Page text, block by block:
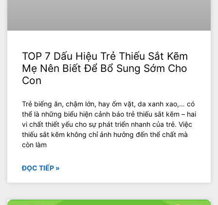
TOP 7 Dấu Hiệu Trẻ Thiếu Sắt Kẽm
Mẹ Nên Biết Để Bổ Sung Sớm Cho
Con
Trẻ biếng ăn, chậm lớn, hay ốm vặt, da xanh xao,… có
thể là những biểu hiện cảnh báo trẻ thiếu sắt kẽm – hai
vi chất thiết yếu cho sự phát triển nhanh của trẻ. Việc
thiếu sắt kẽm không chỉ ảnh hưởng đến thể chất mà
còn làm
ĐỌC TIẾP »